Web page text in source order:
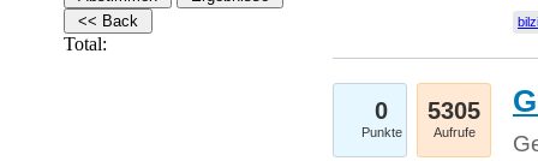
Total:
0
Punkte
5305
Aufrufe